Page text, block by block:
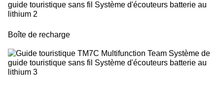
Boîte de recharge